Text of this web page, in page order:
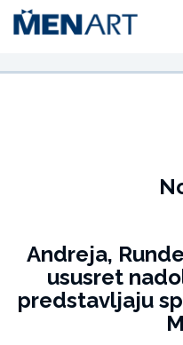
Andreja,
ususret
predstavljaju